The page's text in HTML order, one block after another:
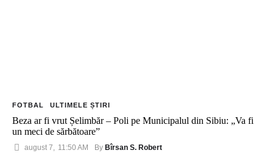
FOTBAL ULTIMELE ȘTIRI
Beza ar fi vrut Șelimbăr – Poli pe Municipalul din Sibiu: „Va fi
un meci de sărbătoare”
august 7, 11:50 AM By Bîrsan S. Robert